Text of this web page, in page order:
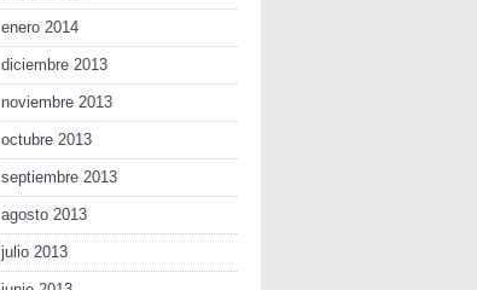
enero 2014
diciembre 2013
noviembre 2013
octubre 2013
septiembre 2013
agosto 2013
julio 2013